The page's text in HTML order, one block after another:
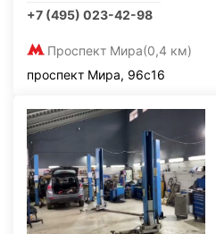
+7 (495) 023-42-98
Проспект Мира(0,4 км)
проспект Мира, 96с16